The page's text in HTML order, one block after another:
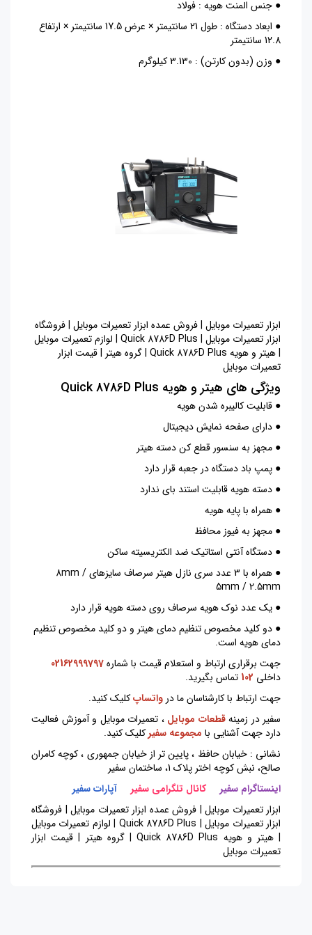
● جنس المنت هویه : فولاد
● ابعاد دستگاه : طول 21 سانتیمتر × عرض 17.5 سانتیمتر × ارتفاع
12.8 سانتیمتر
● وزن (بدون کارتن) : 3.130 کیلوگرم
ابزار تعمیرات موبایل | فروش عمده ابزار تعمیرات موبایل | فروشگاه
ابزار تعمیرات موبایل | Quick 8786D Plus | لوازم تعمیرات موبایل
| هیتر و هویه Quick 8786D Plus | گروه هیتر | قیمت ابزار
تعمیرات موبایل
ویژگی های هيتر و هويه Quick 8786D Plus
● قابلیت کالیبره شدن هویه
● دارای صفحه نمایش دیجیتال
● مجهز به سنسور قطع کن دسته هیتر
● پمپ باد دستگاه در جعبه قرار دارد
● دسته هویه قابلیت استند بای ندارد
● همراه با پایه هویه
● مجهز به فیوز محافظ
● دستگاه آنتی استاتیک ضد الکتریسیته ساکن
● همراه با 3 عدد سری نازل هیتر سرصاف سایزهای 8mm /
5mm / 2.5mm
● یک عدد نوک هویه سرصاف روی دسته هویه قرار دارد
● دو کلید مخصوص تنظیم دمای هیتر و دو کلید مخصوص تنظیم
دمای هویه است.
جهت برقراری ارتباط و استعلام قیمت با شماره02162999797
داخلی 102 تماس بگیرید.
جهت ارتباط با کارشناسان ما در واتساپکلیک کنید.
سفیر در زمینهقطعات موبایل، تعمیرات موبایل وآموزش فعالیت
دارد جهت آشنایی با مجموعه سفیرکلیک کنید.
نشانی : خیابان حافظ ، پایین تر از خیابان جمهوری ، کوچه کامران
صالح، نبش کوچه اختر پلاک 1، ساختمان سفیر
اینستاگرام سفیر
کانال تلگرامی سفیر
آپارات سفیر
ابزار تعمیرات موبایل | فروش عمده ابزار تعمیرات موبایل | فروشگاه
ابزار تعمیرات موبایل | Quick 8786D Plus | لوازم تعمیرات موبایل
| هیتر و هویه Quick 8786D Plus | گروه هیتر | قیمت ابزار
تعمیرات موبایل